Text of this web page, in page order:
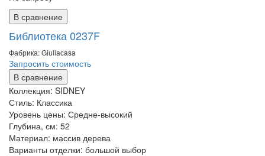
В сравнение
Библиотека 0237F
Фабрика: Giuliaсasa
Запросить стоимость
В сравнение
Коллекция: SIDNEY
Стиль: Классика
Уровень цены: Средне-высокий
Глубина, см: 52
Материал: массив дерева
Варианты отделки: большой выбор